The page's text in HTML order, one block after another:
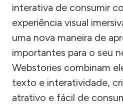
interativa de consumir
experiência visual
uma nova maneira de
importantes para o seu
Webstories combinam
texto e interatividade,
atrativo e fácil de